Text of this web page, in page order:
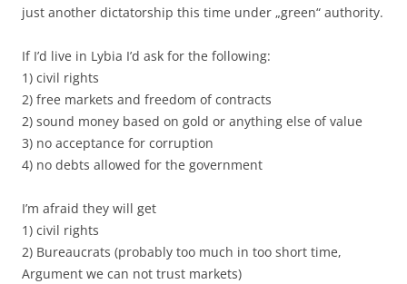
just another dictatorship this time under „green“ authority.
If I’d live in Lybia I’d ask for the following:
1) civil rights
2) free markets and freedom of contracts
2) sound money based on gold or anything else of value
3) no acceptance for corruption
4) no debts allowed for the government
I’m afraid they will get
1) civil rights
2) Bureaucrats (probably too much in too short time,
Argument we can not trust markets)